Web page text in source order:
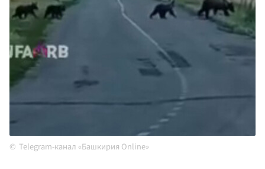
Telegram-канал «Башкирия Online»